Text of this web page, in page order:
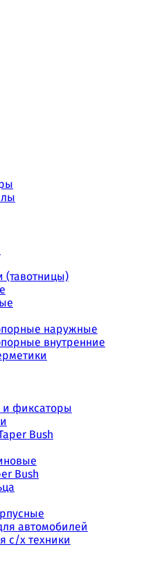
(тавотницы)
наружные
внутренние
и фиксаторы
Bush
Bush
автомобилей
с/х техники